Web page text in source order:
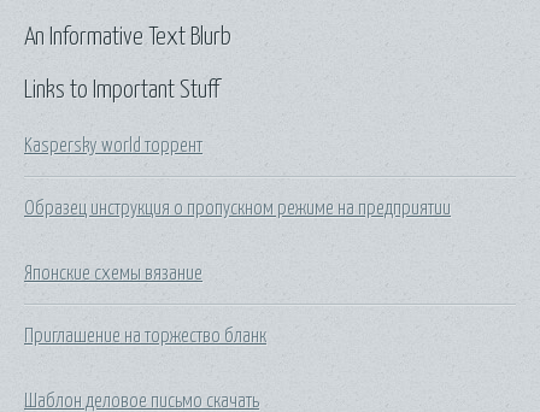
Links to Important Stuff
Kaspersky world торрент
Образец инструкция о пропускном режиме на предприятии
Японские схемы вязание
Приглашение на торжество бланк
Шаблон деловое письмо скачать
An Informative Text Blurb